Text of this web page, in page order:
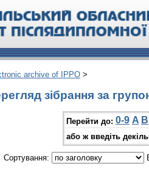
archive of IPPO >
зібрання за
Перейти до: 0-9 A B
або ж введіть
Сортування: